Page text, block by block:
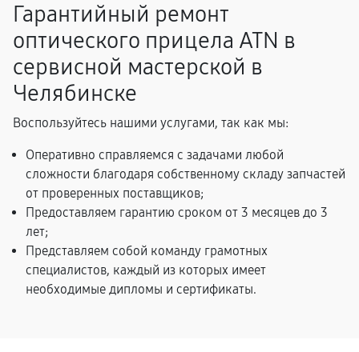
Гарантийный ремонт
оптического прицела ATN в
сервисной мастерской в
Челябинске
Воспользуйтесь нашими услугами, так как мы:
Оперативно справляемся с задачами любой
сложности благодаря собственному складу запчастей
от проверенных поставщиков;
Предоставляем гарантию сроком от 3 месяцев до 3
лет;
Представляем собой команду грамотных
специалистов, каждый из которых имеет
необходимые дипломы и сертификаты.